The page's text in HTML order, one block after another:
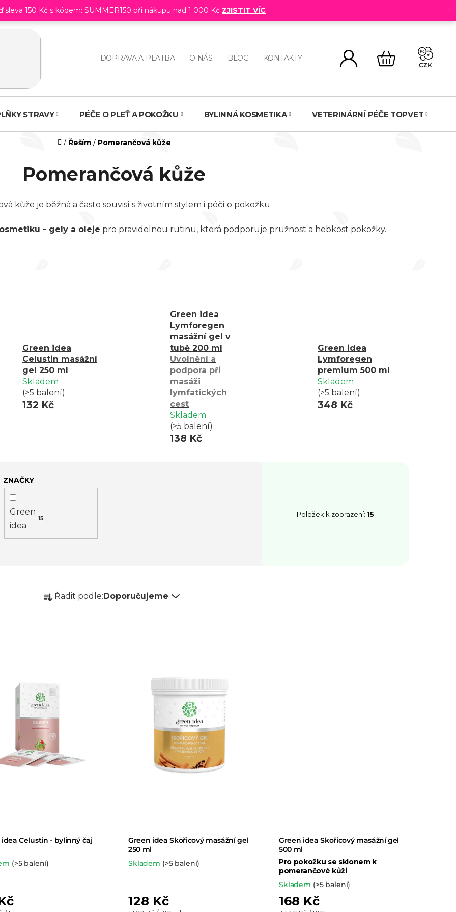
sleva 150 Kč s kódem: SUMMER150 při nákupu nad 1 000 Kč ZJISTIT VÍC
DOPRAVA A PLATBA O NÁS BLOG KONTAKTY
NÁKUPNÍ
KOŠÍK
CZK
STRAVY PÉČE O PLEŤ A POKOŽKU BYLINNÁ KOSMETIKA VETERINÁRNÍ PÉČE TOPVET
Domů
/ Řeším / Pomerančová kůže
Pomerančová kůže
kůže je běžná a často souvisí s životním stylem i péčí o pokožku.
- gely a oleje pro pravidelnou rutinu, která podporuje pružnost a hebkost pokožky.
Green idea
Celustin masážní
gel 250 ml
Skladem
(>5 balení)
132 Kč
Green idea
Lymforegen
masážní gel v
tubě 200 ml
Uvolnění a
podpora při
masáži
lymfatických
cest
Skladem
(>5 balení)
138 Kč
Green idea
Lymforegen
premium 500 ml
Skladem
(>5 balení)
348 Kč
Ř
n
í
p
r
o
k
t
Řadit podle: Doporučujeme
ZNAČKY
Green
idea
15
Položek k zobrazení: 15
idea Celustin - bylinný čaj
(>5 balení)
Green idea Skořicový masážní gel
250 ml
Skladem (>5 balení)
128 Kč
Green idea Skořicový masážní gel
500 ml
Pro pokožku se sklonem k
pomerančové kůži
Skladem (>5 balení)
168 Kč